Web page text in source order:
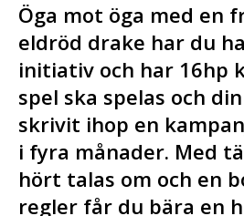
Öga mot öga med en
eldröd drake har du
initiativ och har 16hp
spel ska spelas och
skrivit ihop en
i fyra månader. Med
hört talas om och en
regler får du bära en